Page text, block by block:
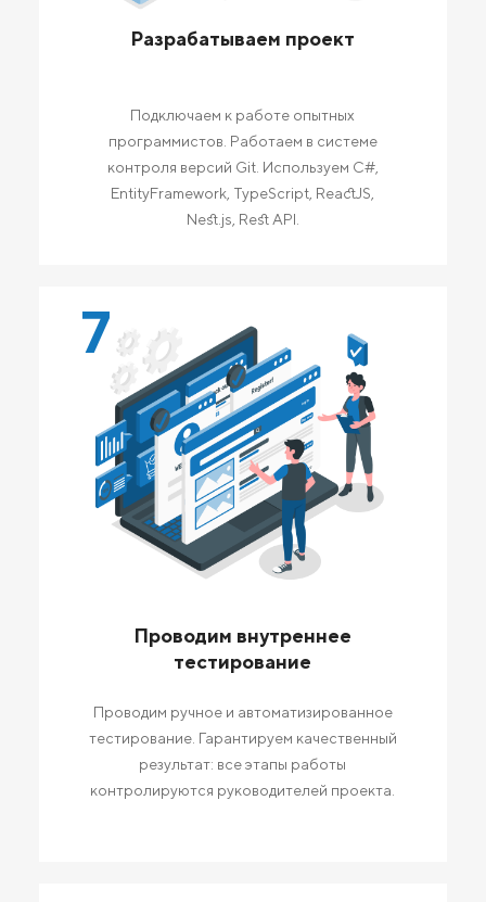
Разрабатываем проект
Подключаем к работе опытных
программистов. Работаем в системе
контроля версий Git. Используем C#,
EntityFramework, TypeScript, ReactJS,
Nest.js, Rest API.
7
Проводим внутреннее
тестирование
Проводим ручное и автоматизированное
тестирование. Гарантируем качественный
результат: все этапы работы
контролируются руководителей проекта.